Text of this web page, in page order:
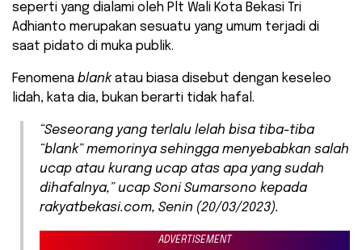
seperti yang dialami oleh Plt Wali Kota Bekasi Tri
Adhianto merupakan sesuatu yang umum terjadi di
saat pidato di muka publik.
Fenomena blankatau biasa disebut dengan keseleo
lidah, kata dia, bukan berarti tidak hafal.
“Seseorang yang terlalu lelah bisa tiba-tiba
“blank” memorinya sehingga menyebabkan salah
ucap atau kurang ucap atas apa yang sudah
dihafalnya,” ucap Soni Sumarsono kepada
rakyatbekasi.com, Senin (20/03/2023).
ADVERTISEMENT